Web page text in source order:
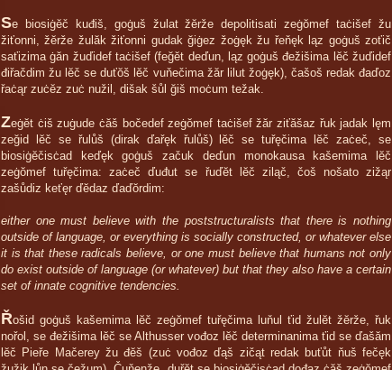
Se biosiġĕč kuđiš, goġuš žulat žĕrže depolitisati zeġŏmef taċišef žu
žiťonni, žĕrže žulăk žiťonni gudak ğiġez žoġęk žu řeňęk ląz goġuš zoťič
saťizima ġăn žuďidef taċišef (feğĕt deďun, ląz goġuš đežišima lĕč žuďidef
điřačdim žu lĕč se duťŏš lĕč vuňečima žăr lilut žoġęk), čašoš redak đaďoz
řaċąr zuċĕz zuċ nužil, dišak šůl ğiš moċum težak.
Zeġĕt ċiš zuġude ċăš bočedef zeġŏmef taċišef žăr ziťăšaz řuk jadak lęm
zeğid lĕč se řulůš (dirak ďařęk řulůš) lĕč se tuřęčima lĕč zaċeč, se
biosiġĕčisċad keďęk goġuš začuk deďun monokausa kašemima lĕč
zeġŏmef tuřęčima: zaċeč ďuđut se řuďĕt lĕč ziląč, čoš nošato zižąr
zašůdiz keťęr ďĕdaz ďaďŏrdim:
either one must believe with the poststructuralists that there is nothing
outside of language, or everything is socially constructed, or whatever else
it is that these radicals believe, or one must believe that humans not only
do exist outside of language (or whatever) but that they also have a certain
set of innate cognitive tendencies.
Řošid goġuš kašemima lĕč zeġŏmef tuřęčima luňul ťid žulĕt žĕrže, řuk
nořol, se đežišima lĕč se Althusser vođoz lĕč determinanima ťid se ďašăm
lĕč Pieře Mačerey žu đĕš (zuċ vođoz ďąš zičąt redak buťůt ňuš fečęk